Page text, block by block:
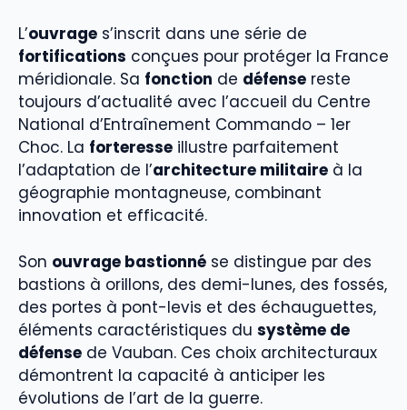
L’ouvrage s’inscrit dans une série de
fortifications conçues pour protéger la France
méridionale. Sa fonction de défense reste
toujours d’actualité avec l’accueil du Centre
National d’Entraînement Commando – 1er
Choc. La forteresse illustre parfaitement
l’adaptation de l’architecture militaire à la
géographie montagneuse, combinant
innovation et efficacité.
Son ouvrage bastionné se distingue par des
bastions à orillons, des demi-lunes, des fossés,
des portes à pont-levis et des échauguettes,
éléments caractéristiques du système de
défense de Vauban. Ces choix architecturaux
démontrent la capacité à anticiper les
évolutions de l’art de la guerre.